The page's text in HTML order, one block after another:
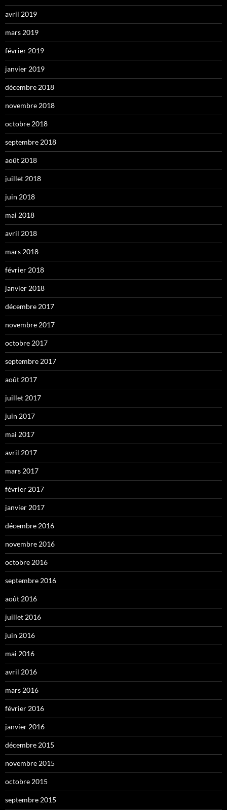
avril 2019
mars 2019
février 2019
janvier 2019
décembre 2018
novembre 2018
octobre 2018
septembre 2018
août 2018
juillet 2018
juin 2018
mai 2018
avril 2018
mars 2018
février 2018
janvier 2018
décembre 2017
novembre 2017
octobre 2017
septembre 2017
août 2017
juillet 2017
juin 2017
mai 2017
avril 2017
mars 2017
février 2017
janvier 2017
décembre 2016
novembre 2016
octobre 2016
septembre 2016
août 2016
juillet 2016
juin 2016
mai 2016
avril 2016
mars 2016
février 2016
janvier 2016
décembre 2015
novembre 2015
octobre 2015
septembre 2015